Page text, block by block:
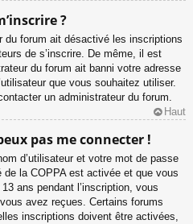
?
du forum ait désactivé les inscriptions
de s’inscrire. De même, il est
du forum ait banni votre adresse
que vous souhaitez utiliser.
un administrateur du forum.
Haut
pas me connecter !
d’utilisateur et votre mot de passe
la COPPA est activée et que vous
ans pendant l’inscription, vous
avez reçues. Certains forums
inscriptions doivent être activées,